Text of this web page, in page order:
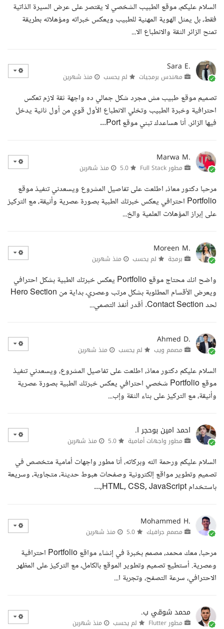
السلام عليكم، موقع الطبيب الشخصي لا يقتصر على عرض السيرة الذاتية
فقط، بل يمثل الهوية المهنية للطبيب ويعكس خبراته ومؤهلاته بطريقة
تمنح الزائر الثقة والانطباع الا...
Sara E.
مهندس برمجيات لم يحسب منذ شهرين
تصميم موقع طبيب مش مجرد شكل جمالي ده واجهة ثقة لازم تعكس
احترافية وخبرة الطبيب وتخلي الانطباع الأول قوي من أول ثانية يدخل
فيها الزائر. أنا هساعدك تبني موقع Port...
Marwa M.
مطور Full Stack منذ شهرين
مرحبا دكتور معاذ، اطلعت على تفاصيل المشروع ويسعدني تنفيذ موقع
Portfolio احترافي يعكس خبرتك الطبية بصورة عصرية وأنيقة، مع التركيز
على إبراز المؤهلات العلمية والخ...
Moreen M.
برمجة لم يحسب منذ شهرين
واضح انك محتاج موقع Portfolio يعكس خبرتك الطبية بشكل احترافي
ويعرض الأقسام المطلوبة بشكل مرتب وعصري، بداية من Hero Section
لحد Contact Section. أقدر أنفذ التصمي...
Ahmed D.
مصمم ويب لم يحسب منذ شهرين
السلام عليكم دكتور معاذ، اطلعت على تفاصيل المشروع، ويسعدني تنفيذ
موقع Portfolio شخصي احترافي يعكس خبرتك الطبية بصورة عصرية
وأنيقة، مع التركيز على بناء الثقة وإب...
احمد امين بوحجر ا.
مطور واجهات أمامية منذ شهرين
السلام عليكم ورحمة الله وبركاته، أنا مطور واجهات أمامية متخصص في
تصميم وتطوير مواقع إلكترونية وصفحات هبوط حديثة، متجاوبة، وسريعة
باستخدام HTML, CSS, JavaScript,...
Mohammed H.
مصمم جرافيك منذ شهرين
مرحبا، معك محمد، مصمم بخبرة في إنشاء مواقع Portfolio احترافية
وعصرية. أستطيع تصميم وتطوير الموقع بالكامل، مع التركيز على المظهر
الاحترافي، سرعة التصفح، وتجربة ا...
محمد شوقي ب.
مطور Flutter لم يحسب منذ شهرين